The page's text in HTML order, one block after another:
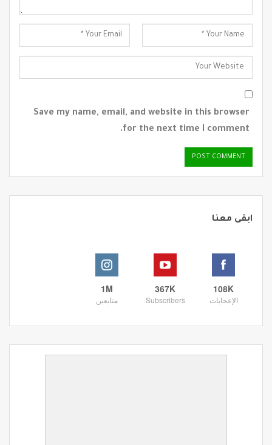
Save my name, email, and website in this browser
for the next time I comment.
ابقى معنا
108K
الإعجابات
367K
Subscribers
1M
متابعين